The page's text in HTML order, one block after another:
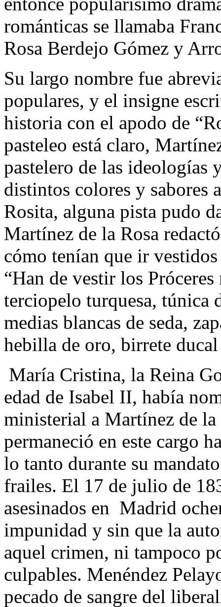
románticas se llamaba
Rosa Berdejo Gómez y
Su largo nombre fue
populares, y el insigne
historia con el apodo de
pasteleo está claro,
pastelero de las ideologías
distintos colores y sabores
Rosita, alguna pista pudo
Martínez de la Rosa
cómo tenían que ir
“Han de vestir los
terciopelo turquesa, túnica
medias blancas de seda,
hebilla de oro, birrete
María Cristina, la Reina
edad de Isabel II, había
ministerial a Martínez de
permaneció en este cargo
lo tanto durante su
frailes. El 17 de julio de
asesinados en Madrid
impunidad y sin que la
aquel crimen, ni tampoco
culpables. Menéndez
pecado de sangre del